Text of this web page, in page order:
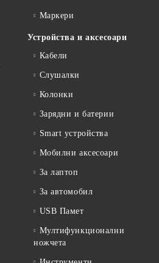
Маркери
Устройства и аксесоари
Кабели
Слушалки
Колонки
Зарядни и батерии
Smart устройства
Мобилни аксесоари
За лаптоп
За автомобил
USB Памет
Мултифункционални
ножчета